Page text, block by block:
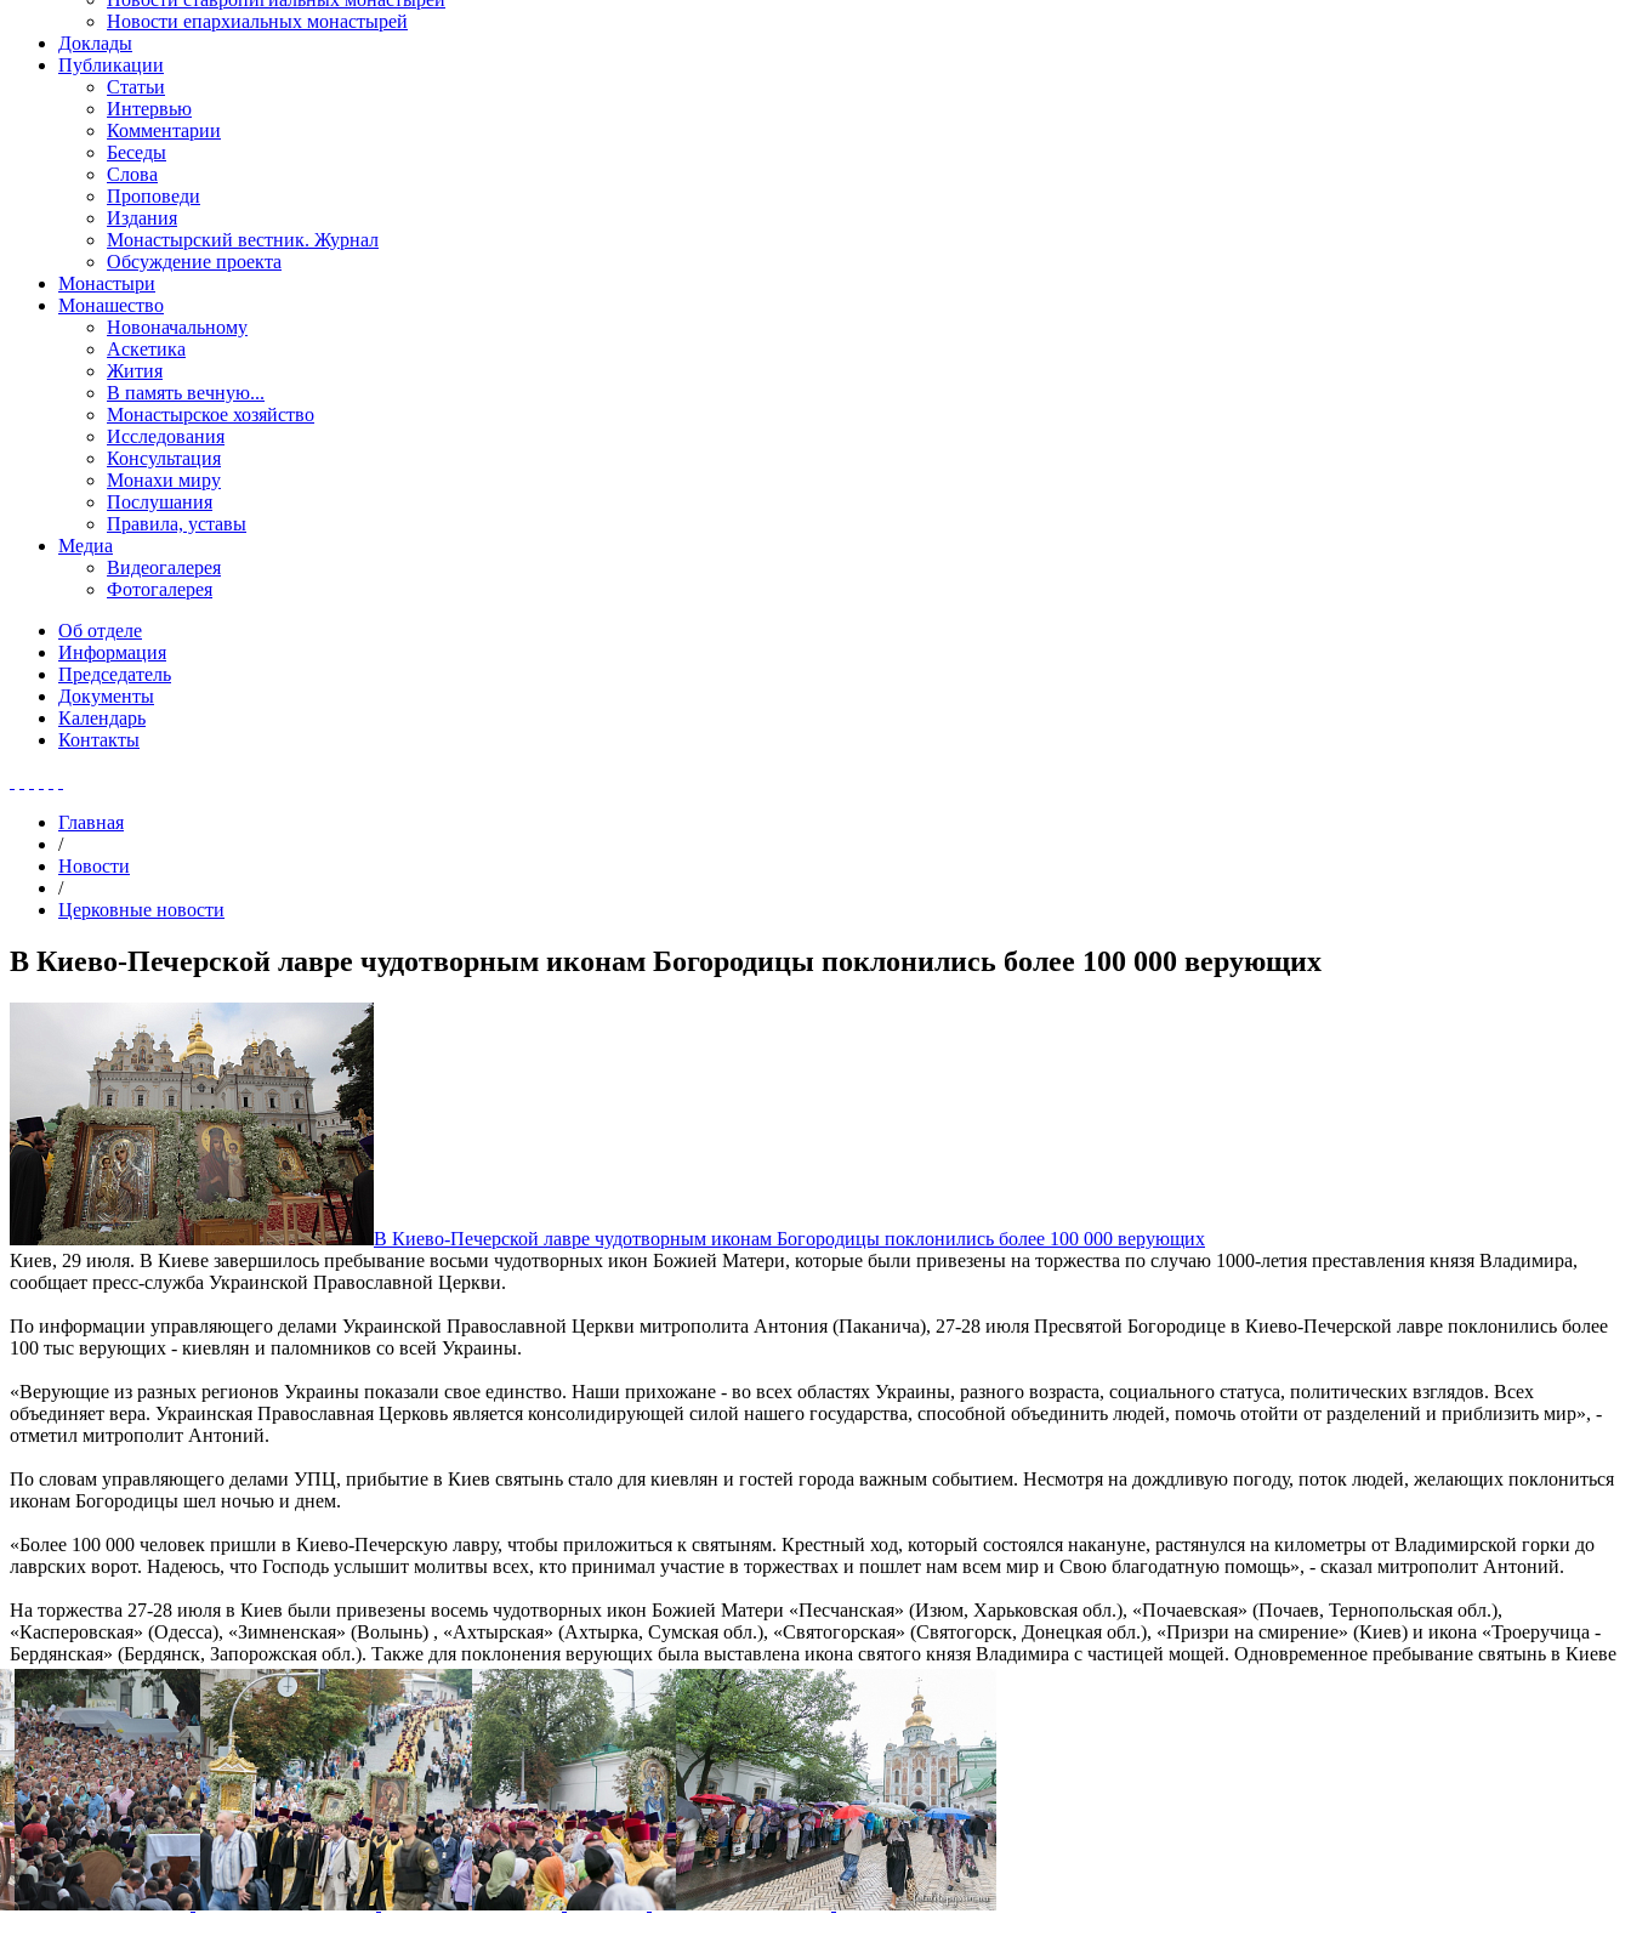
Новости епархиальных монастырей
Доклады
Публикации
Статьи
Интервью
Комментарии
Беседы
Слова
Проповеди
Издания
Монастырский вестник. Журнал
Обсуждение проекта
Монастыри
Монашество
Новоначальному
Аскетика
Жития
В память вечную...
Монастырское хозяйство
Исследования
Консультация
Монахи миру
Послушания
Правила, уставы
Медиа
Видеогалерея
Фотогалерея
Об отделе
Информация
Председатель
Документы
Календарь
Контакты
Главная
/
Новости
/
Церковные новости
В Киево-Печерской лавре чудотворным иконам Богородицы поклонились более 100 000 верующих
В Киево-Печерской лавре чудотворным иконам Богородицы поклонились более 100 000 верующих
Киев, 29 июля. В Киеве завершилось пребывание восьми чудотворных икон Божией Матери, которые были привезены на торжества по случаю 1000-летия преставления князя Владимира,
сообщает пресс-служба Украинской Православной Церкви.
По информации управляющего делами Украинской Православной Церкви митрополита Антония (Паканича), 27-28 июля Пресвятой Богородице в Киево-Печерской лавре поклонились более
100 тыс верующих - киевлян и паломников со всей Украины.
«Верующие из разных регионов Украины показали свое единство. Наши прихожане - во всех областях Украины, разного возраста, социального статуса, политических взглядов. Всех
объединяет вера. Украинская Православная Церковь является консолидирующей силой нашего государства, способной объединить людей, помочь отойти от разделений и приблизить мир», -
отметил митрополит Антоний.
По словам управляющего делами УПЦ, прибытие в Киев святынь стало для киевлян и гостей города важным событием. Несмотря на дождливую погоду, поток людей, желающих поклониться
иконам Богородицы шел ночью и днем.
«Более 100 000 человек пришли в Киево-Печерскую лавру, чтобы приложиться к святыням. Крестный ход, который состоялся накануне, растянулся на километры от Владимирской горки до
лаврских ворот. Надеюсь, что Господь услышит молитвы всех, кто принимал участие в торжествах и пошлет нам всем мир и Свою благодатную помощь», - сказал митрополит Антоний.
На торжества 27-28 июля в Киев были привезены восемь чудотворных икон Божией Матери «Песчанская» (Изюм, Харьковская обл.), «Почаевская» (Почаев, Тернопольская обл.),
«Касперовская» (Одесса), «Зимненская» (Волынь) , «Ахтырская» (Ахтырка, Сумская обл.), «Святогорская» (Святогорск, Донецкая обл.), «Призри на смирение» (Киев) и икона «Троеручица -
Бердянская» (Бердянск, Запорожская обл.). Также для поклонения верующих была выставлена ​​икона святого князя Владимира с частицей мощей. Одновременное пребывание святынь в Киеве
было организовано в рамках празднования 1000-летия преставления князя Владимира.
Распечатать
Фото